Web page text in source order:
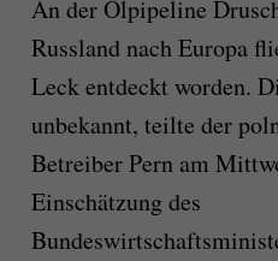
An der Ölpipeline
Russland nach Europa
Leck entdeckt worden.
unbekannt, teilte der
Betreiber Pern am
Einschätzung des